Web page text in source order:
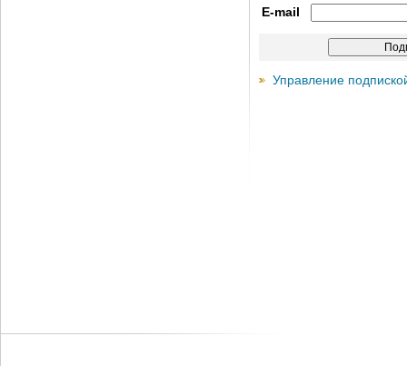
E-mail
Управление